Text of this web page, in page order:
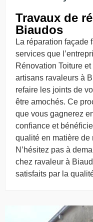
Travaux de
Biaudos
La réparation façade
services que
Rénovation Toiture
artisans ravaleurs à
refaire les joints de
être amochés. Ce
que vous gagnerez
confiance et
qualité en matière de
N’hésitez pas à
chez ravaleur à
satisfaits par la